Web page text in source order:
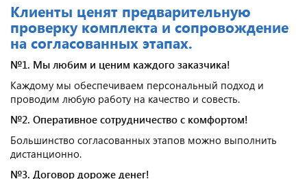
Клиенты ценят предварительную
проверку комплекта и сопровождение
на согласованных этапах.
№1. Мы любим и ценим каждого заказчика!
Каждому мы обеспечиваем персональный подход и
проводим любую работу на качество и совесть.
№2. Оперативное сотрудничество с комфортом!
Большинство согласованных этапов можно выполнить
дистанционно.
№3. Договор дороже денег!